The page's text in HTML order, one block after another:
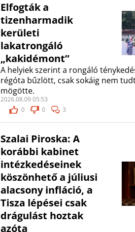
Elfogták a
tizenharmadik
kerületi
lakatrongáló
„kakidémont”
A helyiek szerint a rongáló
régóta bűzlött, csak sokáig nem
mögötte.
2026.08.09 05:53
0
0 3
Szalai Piroska: A
korábbi kabinet
intézkedéseinek
köszönhető a júliusi
alacsony infláció, a
Tisza lépései csak
drágulást hoztak
azóta